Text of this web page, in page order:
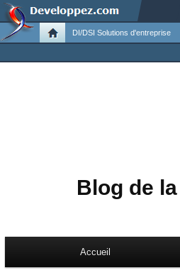
DI/DSI Solutions d'entreprise
Blog de
Aller au contenu
Aller au contenu
Accueil